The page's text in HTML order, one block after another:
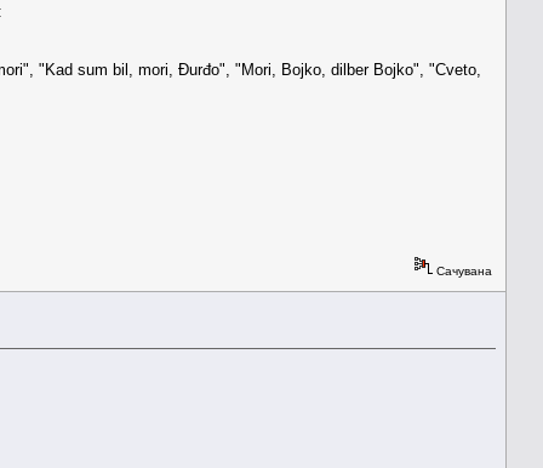
"Kad sum bil, mori, Đurđo", "Mori, Bojko, dilber Bojko", "Cveto,
Сачувана